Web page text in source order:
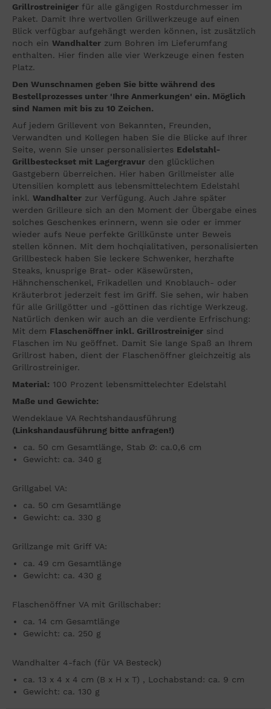
Grillrostreiniger für alle gängigen Rostdurchmesser im
Paket. Damit Ihre wertvollen Grillwerkzeuge auf einen
Blick verfügbar aufgehängt werden können, ist zusätzlich
noch ein Wandhalter zum Bohren im Lieferumfang
enthalten. Hier finden alle vier Werkzeuge einen festen
Platz.
Den Wunschnamen geben Sie bitte während des
Bestellprozesses unter 'Ihre Anmerkungen' ein. Möglich
sind Namen mit bis zu 10 Zeichen.
Auf jedem Grillevent von Bekannten, Freunden,
Verwandten und Kollegen haben Sie die Blicke auf Ihrer
Seite, wenn Sie unser personalisiertes Edelstahl-
Grillbesteckset mit Lagergravur den glücklichen
Gastgebern überreichen. Hier haben Grillmeister alle
Utensilien komplett aus lebensmittelechtem Edelstahl
inkl. Wandhalter zur Verfügung. Auch Jahre später
werden Grilleure sich an den Moment der Übergabe eines
solches Geschenkes erinnern, wenn sie oder er immer
wieder aufs Neue perfekte Grillkünste unter Beweis
stellen können. Mit dem hochqialitativen, personalisierten
Grillbesteck haben Sie leckere Schwenker, herzhafte
Steaks, knusprige Brat- oder Käsewürsten,
Hähnchenschenkel, Frikadellen und Knoblauch- oder
Kräuterbrot jederzeit fest im Griff. Sie sehen, wir haben
für alle Grillgötter und -göttinen das richtige Werkzeug.
Natürlich denken wir auch an die verdiente Erfrischung:
Mit dem Flaschenöffner inkl. Grillrostreiniger sind
Flaschen im Nu geöffnet. Damit Sie lange Spaß an Ihrem
Grillrost haben, dient der Flaschenöffner gleichzeitig als
Grillrostreiniger.
Material: 100 Prozent lebensmittelechter Edelstahl
Maße und Gewichte:
Wendeklaue VA Rechtshandausführung
(Linkshandausführung bitte anfragen!)
ca. 50 cm Gesamtlänge, Stab Ø: ca.0,6 cm
Gewicht: ca. 340 g
Grillgabel VA:
ca. 50 cm Gesamtlänge
Gewicht: ca. 330 g
Grillzange mit Griff VA:
ca. 49 cm Gesamtlänge
Gewicht: ca. 430 g
Flaschenöffner VA mit Grillschaber:
ca. 14 cm Gesamtlänge
Gewicht: ca. 250 g
Wandhalter 4-fach (für VA Besteck)
ca. 13 x 4 x 4 cm (B x H x T) , Lochabstand: ca. 9 cm
Gewicht: ca. 130 g